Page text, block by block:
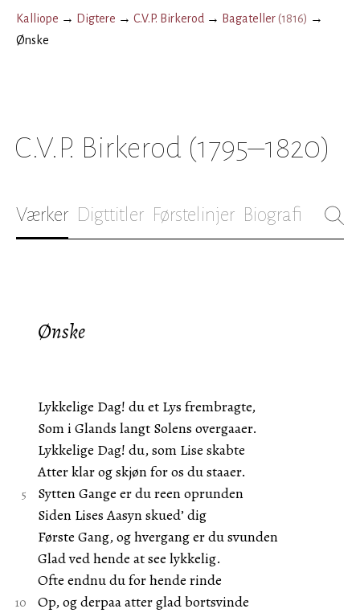
Kalliope → Digtere → C.V.P. Birkerod → Bagateller(1816) →
Ønske
C.V.P. Birkerod (1795–1820)
Værker Digttitler Førstelinjer Biografi
Ønske
Lykkelige Dag! du et Lys frembragte,
Som i Glands langt Solens overgaaer.
Lykkelige Dag! du, som Lise skabte
Atter klar og skjøn for os du staaer.
Sytten Gange er du reen oprunden
Siden Lises Aasyn skued’ dig
Første Gang, og hvergang er du svunden
Glad ved hende at see lykkelig.
Ofte endnu du for hende rinde
Op, og derpaa atter glad bortsvinde